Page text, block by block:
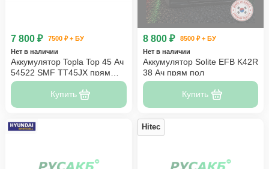
7 800 ₽
7500 ₽ + БУ
Нет в наличии
Аккумулятор Topla Top 45 Ач
54522 SMF TT45JX прям
пол
Купить
8 800 ₽
8500 ₽ + БУ
Нет в наличии
Аккумулятор Solite EFB K42R
38 Ач прям пол
Купить
Hitec